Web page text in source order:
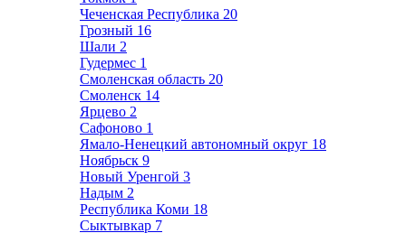
Чеченская Республика 20
Грозный 16
Шали 2
Гудермес 1
Смоленская область 20
Смоленск 14
Ярцево 2
Сафоново 1
Ямало-Ненецкий автономный округ 18
Ноябрьск 9
Новый Уренгой 3
Надым 2
Республика Коми 18
Сыктывкар 7